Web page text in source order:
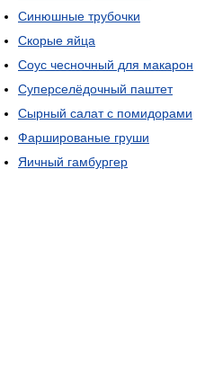
Синюшные трубочки
Скорые яйца
Соус чесночный для макарон
Суперселёдочный паштет
Сырный салат с помидорами
Фаршированые груши
Яичный гамбургер